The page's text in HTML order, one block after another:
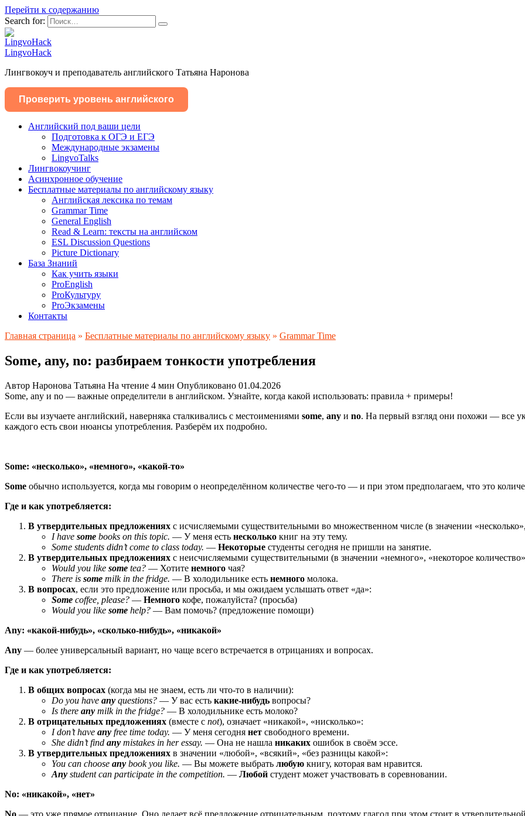
Перейти к содержанию
Search for:
LingvoHack
Лингвокоуч и преподаватель английского Татьяна Наронова
Проверить уровень английского
Английский под ваши цели
Подготовка к ОГЭ и ЕГЭ
Международные экзамены
LingvoTalks
Лингвокоучинг
Асинхронное обучение
Бесплатные материалы по английскому языку
Английская лексика по темам
Grammar Time
General English
Read & Learn: тексты на английском
ESL Discussion Questions
Picture Dictionary
База Знаний
Как учить языки
ProEnglish
ProКультуру
ProЭкзамены
Контакты
Главная страница » Бесплатные материалы по английскому языку » Grammar Time
Some, any, no: разбираем тонкости употребления
Автор Наронова Татьяна На чтение 4 мин Опубликовано 01.04.2026
Some, any и no — важные определители в английском. Узнайте, когда какой использовать: правила + примеры!
Если вы изучаете английский, наверняка сталкивались с местоимениями some, any и no. На первый взгляд они похожи — все
каждого есть свои нюансы употребления. Разберём их подробно.
Some: «несколько», «немного», «какой‑то»
Some обычно используется, когда мы говорим о неопределённом количестве чего‑то — и при этом предполагаем, что это
Где и как употребляется:
В утвердительных предложениях с исчисляемыми существительными во множественном числе (в значении
I have some books on this topic. — У меня есть несколько книг на эту тему.
Some students didn’t come to class today. — Некоторые студенты сегодня не пришли на занятие.
В утвердительных предложениях с неисчисляемыми существительными (в значении «немного», «некоторое
Would you like some tea? — Хотите немного чая?
There is some milk in the fridge. — В холодильнике есть немного молока.
В вопросах, если это предложение или просьба, и мы ожидаем услышать ответ «да»:
Some coffee, please? — Немного кофе, пожалуйста? (просьба)
Would you like some help? — Вам помочь? (предложение помощи)
Any: «какой‑нибудь», «сколько‑нибудь», «никакой»
Any — более универсальный вариант, но чаще всего встречается в отрицаниях и вопросах.
Где и как употребляется:
В общих вопросах (когда мы не знаем, есть ли что‑то в наличии):
Do you have any questions? — У вас есть какие‑нибудь вопросы?
Is there any milk in the fridge? — В холодильнике есть молоко?
В отрицательных предложениях (вместе с not), означает «никакой», «нисколько»:
I don’t have any free time today. — У меня сегодня нет свободного времени.
She didn’t find any mistakes in her essay. — Она не нашла никаких ошибок в своём эссе.
В утвердительных предложениях в значении «любой», «всякий», «без разницы какой»:
You can choose any book you like. — Вы можете выбрать любую книгу, которая вам нравится.
Any student can participate in the competition. — Любой студент может участвовать в соревновании.
No: «никакой», «нет»
No — это уже прямое отрицание. Оно делает всё предложение отрицательным, поэтому глагол при этом стоит в